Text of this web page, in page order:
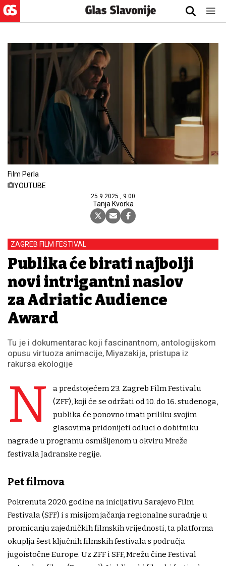
Film Perla
YOUTUBE
25.9.2025., 9:00
Tanja Kvorka
ZAGREB FILM FESTIVAL
Publika će birati najbolji
novi intrigantni naslov
za Adriatic Audience
Award
Tu je i dokumentarac koji fascinantnom, antologijskom
opusu virtuoza animacije, Miyazakija, pristupa iz
rakursa ekologije
N
a predstojećem 23. Zagreb Film Festivalu
(ZFF), koji će se održati od 10. do 16. studenoga,
publika će ponovno imati priliku svojim
glasovima pridonijeti odluci o dobitniku
nagrade u programu osmišljenom u okviru Mreže
festivala Jadranske regije.
Pet filmova
Pokrenuta 2020. godine na inicijativu Sarajevo Film
Festivala (SFF) i s misijom jačanja regionalne suradnje u
promicanju zajedničkih filmskih vrijednosti, ta platforma
okuplja šest ključnih filmskih festivala s područja
jugoistočne Europe. Uz ZFF i SFF, Mrežu čine Festival